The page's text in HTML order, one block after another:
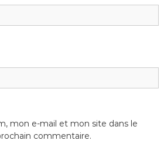
mon e-mail et mon site dans le
commentaire.